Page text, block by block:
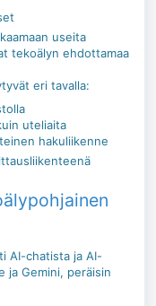
useita
tekoälyn ehdottamaa
eri tavalla:
uteliaita
hakuliikenne
AI-chatista ja AI-
ja Gemini, peräisin